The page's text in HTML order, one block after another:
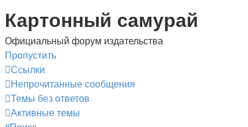
Регистрация
Картонный самурай
Официальный форум издательства
Пропустить
Ссылки
Непрочитанные сообщения
Темы без ответов
Активные темы